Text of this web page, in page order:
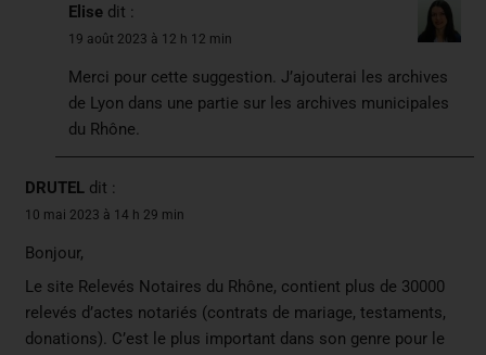
Elise dit :
19 août 2023 à 12 h 12 min
Merci pour cette suggestion. J’ajouterai les archives
de Lyon dans une partie sur les archives municipales
du Rhône.
DRUTEL dit :
10 mai 2023 à 14 h 29 min
Bonjour,
Le site Relevés Notaires du Rhône, contient plus de 30000
relevés d’actes notariés (contrats de mariage, testaments,
donations). C’est le plus important dans son genre pour le